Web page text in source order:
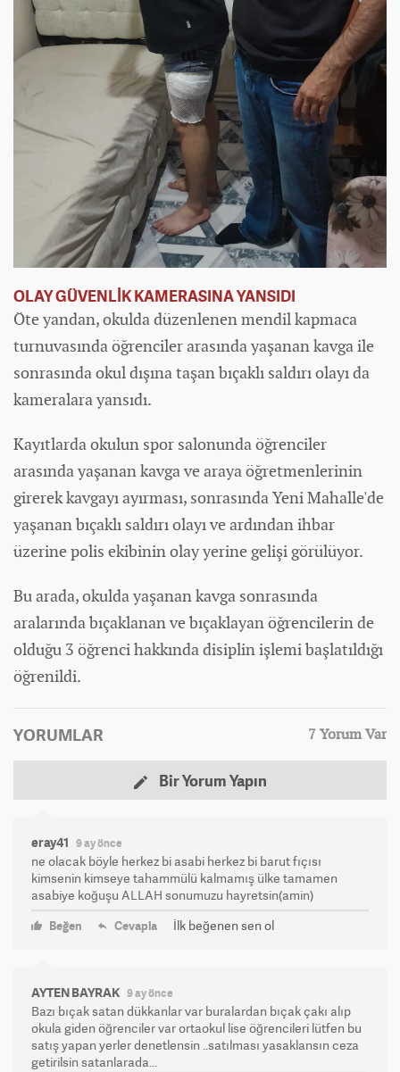
OLAY GÜVENLİK KAMERASINA YANSIDI
Öte yandan, okulda düzenlenen mendil kapmaca
turnuvasında öğrenciler arasında yaşanan kavga ile
sonrasında okul dışına taşan bıçaklı saldırı olayı da
kameralara yansıdı.
Kayıtlarda okulun spor salonunda öğrenciler
arasında yaşanan kavga ve araya öğretmenlerinin
girerek kavgayı ayırması, sonrasında Yeni Mahalle'de
yaşanan bıçaklı saldırı olayı ve ardından ihbar
üzerine polis ekibinin olay yerine gelişi görülüyor.
Bu arada, okulda yaşanan kavga sonrasında
aralarında bıçaklanan ve bıçaklayan öğrencilerin de
olduğu 3 öğrenci hakkında disiplin işlemi başlatıldığı
öğrenildi.
YORUMLAR 7 Yorum Var
Bir Yorum Yapın
eray41 9 ay önce
ne olacak böyle herkez bi asabi herkez bi barut fıçısı
kimsenin kimseye tahammülü kalmamış ülke tamamen
asabiye koğuşu ALLAH sonumuzu hayretsin(amin)
Beğen Cevapla İlk beğenen sen ol
AYTEN BAYRAK 9 ay önce
Bazı bıçak satan dükkanlar var buralardan bıçak çakı alıp
okula giden öğrenciler var ortaokul lise öğrencileri lütfen bu
satış yapan yerler denetlensin ..satılması yasaklansın ceza
getirilsin satanlarada...